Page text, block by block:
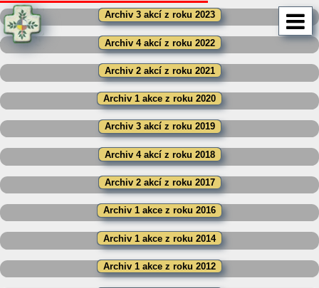
Archiv 3 akcí z roku 2023
Archiv 4 akcí z roku 2022
Archiv 2 akcí z roku 2021
Archiv 1 akce z roku 2020
Archiv 3 akcí z roku 2019
Archiv 4 akcí z roku 2018
Archiv 2 akcí z roku 2017
Archiv 1 akce z roku 2016
Archiv 1 akce z roku 2014
Archiv 1 akce z roku 2012